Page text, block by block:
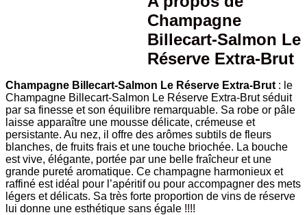
Champagne
Billecart-Salmon Le
Réserve Extra-Brut
Champagne Billecart-Salmon Le Réserve Extra-Brut : le
Champagne Billecart-Salmon Le Réserve Extra-Brut séduit
par sa finesse et son équilibre remarquable. Sa robe or pâle
laisse apparaître une mousse délicate, crémeuse et
persistante. Au nez, il offre des arômes subtils de fleurs
blanches, de fruits frais et une touche briochée. La bouche
est vive, élégante, portée par une belle fraîcheur et une
grande pureté aromatique. Ce champagne harmonieux et
raffiné est idéal pour l’apéritif ou pour accompagner des mets
légers et délicats. Sa très forte proportion de vins de réserve
lui donne une esthétique sans égale !!!!